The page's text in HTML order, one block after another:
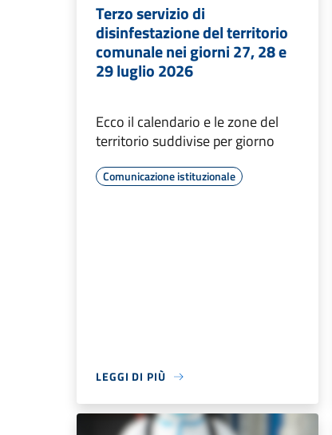
Terzo servizio di
disinfestazione del territorio
comunale nei giorni 27, 28 e
29 luglio 2026
Ecco il calendario e le zone del
territorio suddivise per giorno
Comunicazione istituzionale
LEGGI DI PIÙ